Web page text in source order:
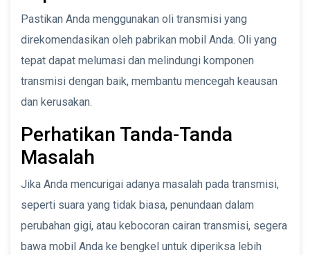
Pastikan Anda menggunakan oli transmisi yang
direkomendasikan oleh pabrikan mobil Anda. Oli yang
tepat dapat melumasi dan melindungi komponen
transmisi dengan baik, membantu mencegah keausan
dan kerusakan.
Perhatikan Tanda-Tanda
Masalah
Jika Anda mencurigai adanya masalah pada transmisi,
seperti suara yang tidak biasa, penundaan dalam
perubahan gigi, atau kebocoran cairan transmisi, segera
bawa mobil Anda ke bengkel untuk diperiksa lebih